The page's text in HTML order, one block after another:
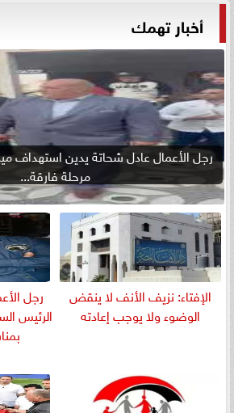
أخبار تهمك
رجل الأعمال عادل شحاتة يدين استهداف
مرحلة فارقة...
الإفتاء: نزيف الأنف لا ينقض
الوضوء ولا يوجب إعادته
رجل
الرئيس